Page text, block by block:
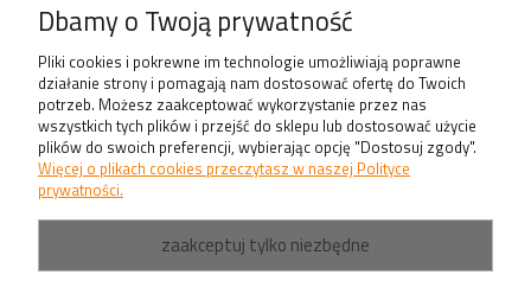
Dbamy o Twoją prywatność
Pliki cookies i pokrewne im technologie umożliwiają poprawne
działanie strony i pomagają nam dostosować ofertę do Twoich
potrzeb. Możesz zaakceptować wykorzystanie przez nas
wszystkich tych plików i przejść do sklepu lub dostosować użycie
plików do swoich preferencji, wybierając opcję "Dostosuj zgody".
Więcej o plikach cookies przeczytasz w naszej Polityce
prywatności.
zaakceptuj tylko niezbędne